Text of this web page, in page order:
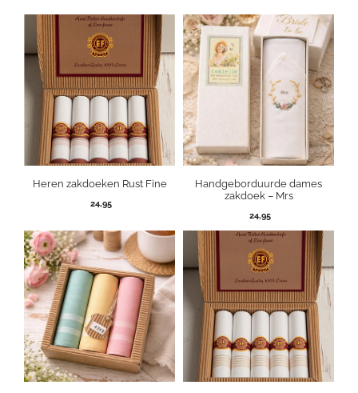
Heren zakdoeken Rust Fine
24,95
Handgeborduurde dames
zakdoek – Mrs
24,95